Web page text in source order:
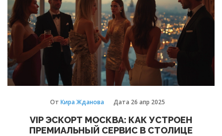
максимально комфортным.
От Кира Жданова Дата 26 апр 2025
VIP ЭСКОРТ МОСКВА: КАК УСТРОЕН
ПРЕМИАЛЬНЫЙ СЕРВИС В СТОЛИЦЕ